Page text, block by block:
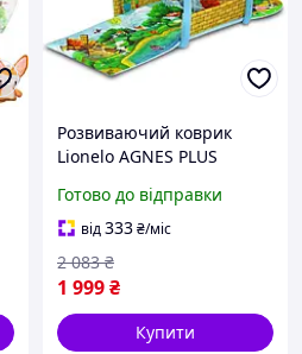
Розвиваючий коврик
Lionelo AGNES PLUS
Готово до відправки
від333₴/міс
1 999₴
2 083 ₴
Купити